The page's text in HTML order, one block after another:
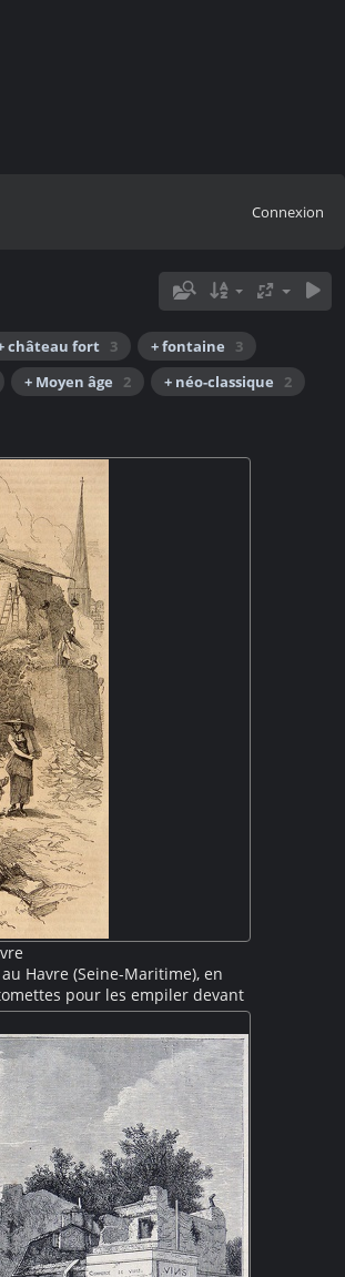
Connexion
château fort 3 + fontaine
3
+ Moyen âge 2 + néo-classique
2
Havre (Seine-Maritime), en
pour les empiler devant
tandis qu'une autre évacue les
loin la flèche d'une église.
proximité de la mer.